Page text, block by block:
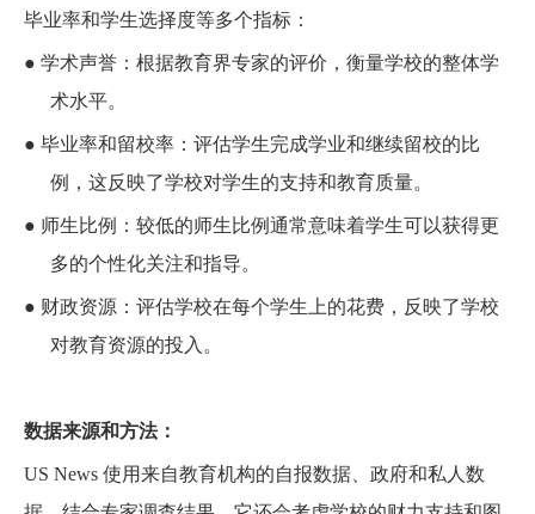
毕业率和学生选择度等多个指标：
● 学术声誉：根据教育界专家的评价，衡量学校的整体学
术水平。
● 毕业率和留校率：评估学生完成学业和继续留校的比
例，这反映了学校对学生的支持和教育质量。
● 师生比例：较低的师生比例通常意味着学生可以获得更
多的个性化关注和指导。
● 财政资源：评估学校在每个学生上的花费，反映了学校
对教育资源的投入。
数据来源和方法：
US News 使用来自教育机构的自报数据、政府和私人数